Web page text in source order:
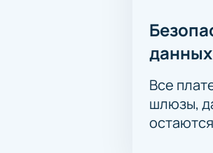
данных
Все
шлюзы,